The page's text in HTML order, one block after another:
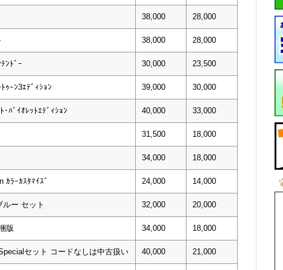
38,000 28,000
38,000 28,000
ﾝﾄﾞｰ 30,000 23,500
ｩｰﾝ3ｴﾃﾞｨｼｮﾝ 39,000 30,000
･ﾊﾞｲｵﾚｯﾄｴﾃﾞｨｼｮﾝ 40,000 33,000
31,500 18,000
34,000 18,000
ｶﾗｰｶｽﾀﾏｲｽﾞ 24,000 14,000
ー セット 32,000 20,000
版 34,000 18,000
セット コードなしは中古扱い 40,000 21,000